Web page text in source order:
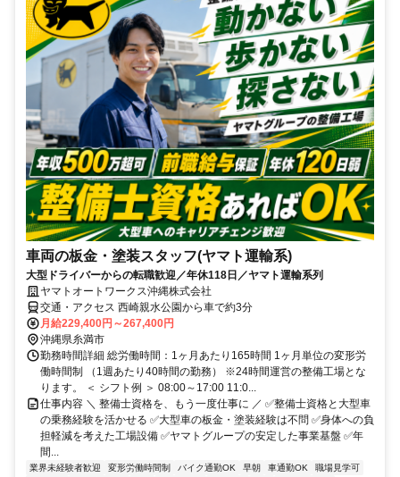
車両の板金・塗装スタッフ(ヤマト運輸系)
大型ドライバーからの転職歓迎／年休118日／ヤマト運輸系列
ヤマトオートワークス沖縄株式会社
交通・アクセス 西崎親水公園から車で約3分
月給229,400円～267,400円
沖縄県糸満市
勤務時間詳細 総労働時間：1ヶ月あたり165時間 1ヶ月単位の変形労
働時間制 （1週あたり40時間の勤務） ※24時間運営の整備工場とな
ります。 ＜ シフト例 ＞ 08:00～17:00 11:0...
仕事内容 ＼ 整備士資格を、もう一度仕事に ／ ✅整備士資格と大型車
の乗務経験を活かせる ✅大型車の板金・塗装経験は不問 ✅身体への負
担軽減を考えた工場設備 ✅ヤマトグループの安定した事業基盤 ✅年
間...
業界未経験者歓迎 変形労働時間制 バイク通勤OK 早朝 車通勤OK
職場見学可